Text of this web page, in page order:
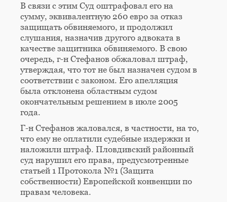
В связи с этим Суд оштрафовал его на
сумму, эквивалентную 260 евро за отказ
защищать обвиняемого, и продолжил
слушания, назначив другого адвоката в
качестве защитника обвиняемого. В свою
очередь, г-н Стефанов обжаловал штраф,
утверждая, что тот не был назначен судом в
соответствии с законом. Его апелляция
была отклонена областным судом
окончательным решением в июле 2005
года.
Г-н Стефанов жаловался, в частности, на то,
что ему не оплатили судебные издержки и
наложили штраф. Пловдивский районный
суд нарушил его права, предусмотренные
статьей 1 Протокола №1 (Защита
собственности) Европейской конвенции по
правам человека.